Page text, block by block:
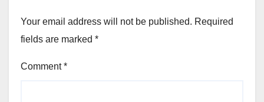
Your email address will not be published. Required
fields are marked *
Comment*